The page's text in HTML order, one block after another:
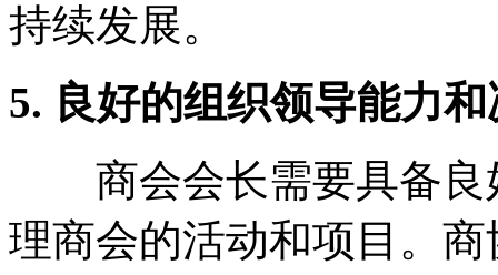
持续发展。
5. 良好的组织领导能力
商会会长需要具备良
理商会的活动和项目。